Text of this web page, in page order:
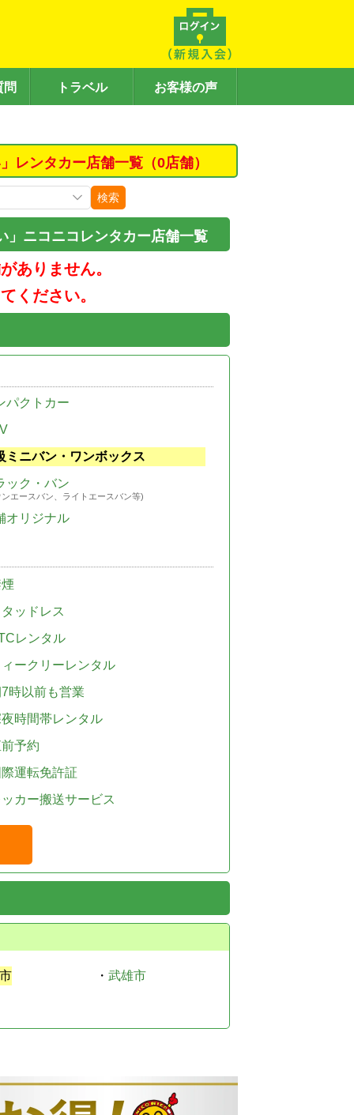
問 トラベル お客様の声
レンタカー店舗一覧（0店舗）
検索
」ニコニコレンタカー店舗一覧
ありません。
ください。
パクトカー
ミニバン・ワンボックス
ック・バン
エースバン、ライトエースバン等)
オリジナル
ッドレス
レンタル
ークリーレンタル
時以前も営業
時間帯レンタル
予約
運転免許証
カー搬送サービス
・ 武雄市